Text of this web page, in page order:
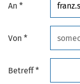
An *
Von *
Betreff *